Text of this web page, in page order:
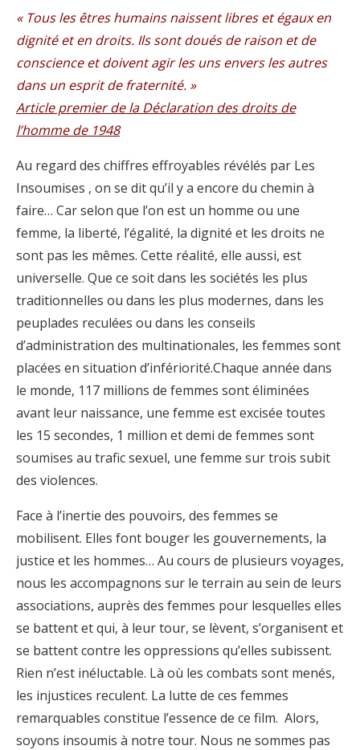
« Tous les êtres humains naissent libres et égaux en
dignité et en droits. Ils sont doués de raison et de
conscience et doivent agir les uns envers les autres
dans un esprit de fraternité. »
Article premier de la Déclaration des droits de
l’homme de 1948
Au regard des chiffres effroyables révélés par Les
Insoumises , on se dit qu’il y a encore du chemin à
faire… Car selon que l’on est un homme ou une
femme, la liberté, l’égalité, la dignité et les droits ne
sont pas les mêmes. Cette réalité, elle aussi, est
universelle. Que ce soit dans les sociétés les plus
traditionnelles ou dans les plus modernes, dans les
peuplades reculées ou dans les conseils
d’administration des multinationales, les femmes sont
placées en situation d’infériorité.Chaque année dans
le monde, 117 millions de femmes sont éliminées
avant leur naissance, une femme est excisée toutes
les 15 secondes, 1 million et demi de femmes sont
soumises au trafic sexuel, une femme sur trois subit
des violences.
Face à l’inertie des pouvoirs, des femmes se
mobilisent. Elles font bouger les gouvernements, la
justice et les hommes… Au cours de plusieurs voyages,
nous les accompagnons sur le terrain au sein de leurs
associations, auprès des femmes pour lesquelles elles
se battent et qui, à leur tour, se lèvent, s’organisent et
se battent contre les oppressions qu’elles subissent.
Rien n’est inéluctable. Là où les combats sont menés,
les injustices reculent. La lutte de ces femmes
remarquables constitue l’essence de ce film. Alors,
soyons insoumis à notre tour. Nous ne sommes pas